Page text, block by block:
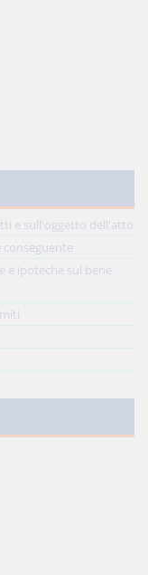
e sull'oggetto dell'atto
e ipoteche sul bene